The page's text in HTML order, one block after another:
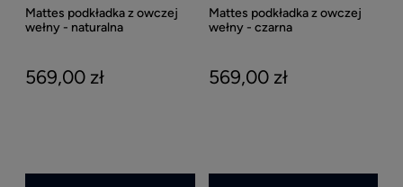
Mattes podkładka z owczej
wełny - naturalna
569,00 zł
Mattes podkładka z owczej
wełny - czarna
569,00 zł